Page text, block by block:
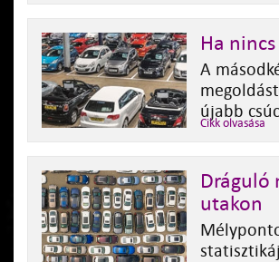
Ha
A
újabb
Cikk olvasása
Dráguló
utakon